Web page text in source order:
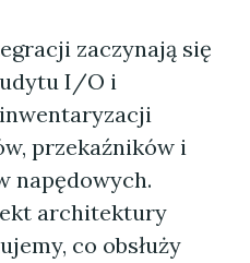
zaczynają się
I/O i
inwentaryzacji
przekaźników i
napędowych.
architektury
co obsłuży